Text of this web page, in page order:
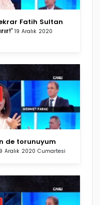
Fatih Sultan
19 Aralık 2020
de torunuyum
Aralık 2020 Cumartesi